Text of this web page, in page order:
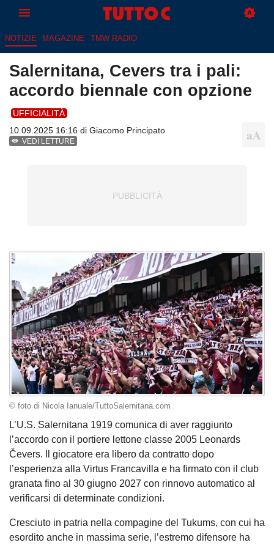
NOTIZIE MAGAZINE TMW RADIO
Salernitana, Cevers tra i pali:
accordo biennale con opzione
UFFICIALITÀ
10.09.2025 16:16 di Giacomo Principato
VEDI LETTURE
© foto di Nicola Ianuale/TuttoSalernitana.com
L’U.S. Salernitana 1919 comunica di aver raggiunto
l’accordo con il portiere lettone classe 2005 Leonards
Čevers. Il giocatore era libero da contratto dopo
l’esperienza alla Virtus Francavilla e ha firmato con il club
granata fino al 30 giugno 2027 con rinnovo automatico al
verificarsi di determinate condizioni.
Cresciuto in patria nella compagine del Tukums, con cui ha
esordito anche in massima serie, l’estremo difensore ha